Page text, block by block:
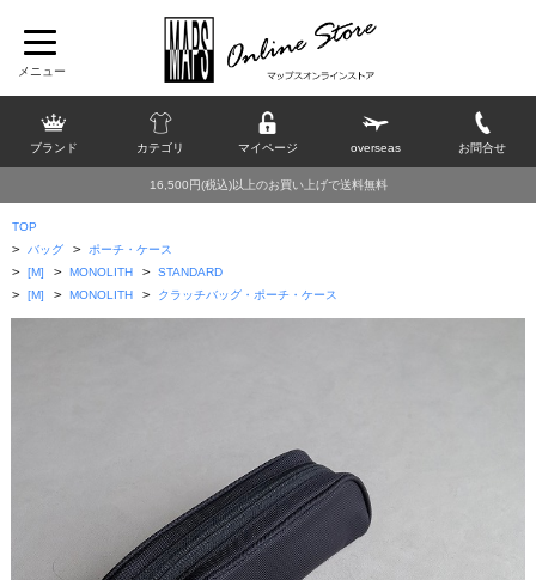
ブランド カテゴリ マイページ overseas お問合せ
16,500円(税込)以上のお買い上げで送料無料
TOP
> バッグ > ポーチ・ケース
> [M] > MONOLITH > STANDARD
> [M] > MONOLITH > クラッチバッグ・ポーチ・ケース